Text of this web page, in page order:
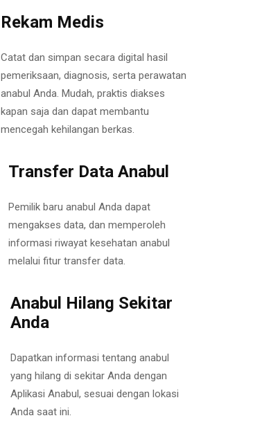
Rekam Medis
Catat dan simpan secara digital hasil
pemeriksaan, diagnosis, serta perawatan
anabul Anda. Mudah, praktis diakses
kapan saja dan dapat membantu
mencegah kehilangan berkas.
Transfer Data Anabul
Pemilik baru anabul Anda dapat
mengakses data, dan memperoleh
informasi riwayat kesehatan anabul
melalui fitur transfer data.
Anabul Hilang Sekitar
Anda
Dapatkan informasi tentang anabul
yang hilang di sekitar Anda dengan
Aplikasi Anabul, sesuai dengan lokasi
Anda saat ini.